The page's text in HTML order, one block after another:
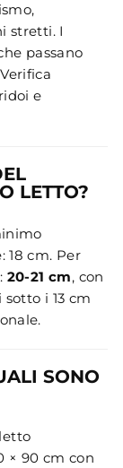
stretti. I
passano
e
LETTO?
18 cm. Per
20-21 cm, con
i 13 cm
SONO
× 90 cm con